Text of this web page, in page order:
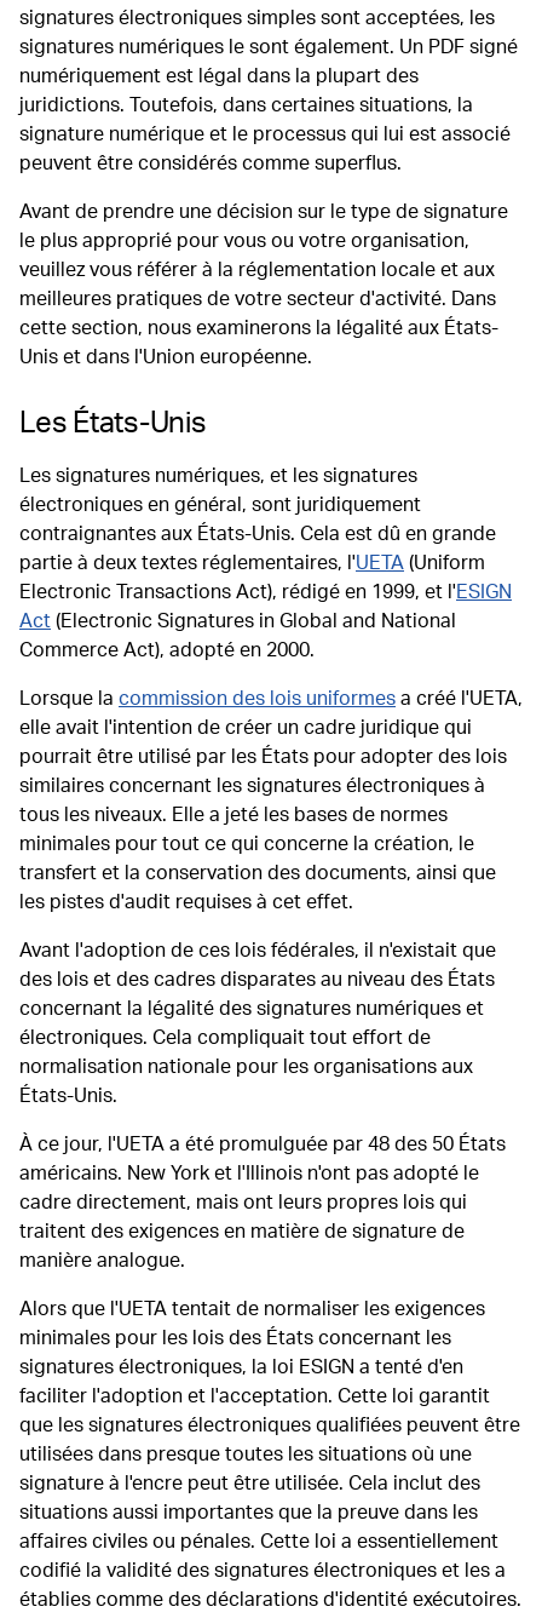
signatures électroniques simples sont acceptées, les
signatures numériques le sont également. Un PDF signé
numériquement est légal dans la plupart des
juridictions. Toutefois, dans certaines situations, la
signature numérique et le processus qui lui est associé
peuvent être considérés comme superflus.
Avant de prendre une décision sur le type de signature
le plus approprié pour vous ou votre organisation,
veuillez vous référer à la réglementation locale et aux
meilleures pratiques de votre secteur d'activité. Dans
cette section, nous examinerons la légalité aux États-
Unis et dans l'Union européenne.
Les États-Unis
Les signatures numériques, et les signatures
électroniques en général, sont juridiquement
contraignantes aux États-Unis. Cela est dû en grande
partie à deux textes réglementaires, l'UETA (Uniform
Electronic Transactions Act), rédigé en 1999, et l'ESIGN
Act (Electronic Signatures in Global and National
Commerce Act), adopté en 2000.
Lorsque la commission des lois uniformes a créé l'UETA,
elle avait l'intention de créer un cadre juridique qui
pourrait être utilisé par les États pour adopter des lois
similaires concernant les signatures électroniques à
tous les niveaux. Elle a jeté les bases de normes
minimales pour tout ce qui concerne la création, le
transfert et la conservation des documents, ainsi que
les pistes d'audit requises à cet effet.
Avant l'adoption de ces lois fédérales, il n'existait que
des lois et des cadres disparates au niveau des États
concernant la légalité des signatures numériques et
électroniques. Cela compliquait tout effort de
normalisation nationale pour les organisations aux
États-Unis.
À ce jour, l'UETA a été promulguée par 48 des 50 États
américains. New York et l'Illinois n'ont pas adopté le
cadre directement, mais ont leurs propres lois qui
traitent des exigences en matière de signature de
manière analogue.
Alors que l'UETA tentait de normaliser les exigences
minimales pour les lois des États concernant les
signatures électroniques, la loi ESIGN a tenté d'en
faciliter l'adoption et l'acceptation. Cette loi garantit
que les signatures électroniques qualifiées peuvent être
utilisées dans presque toutes les situations où une
signature à l'encre peut être utilisée. Cela inclut des
situations aussi importantes que la preuve dans les
affaires civiles ou pénales. Cette loi a essentiellement
codifié la validité des signatures électroniques et les a
établies comme des déclarations d'identité exécutoires.